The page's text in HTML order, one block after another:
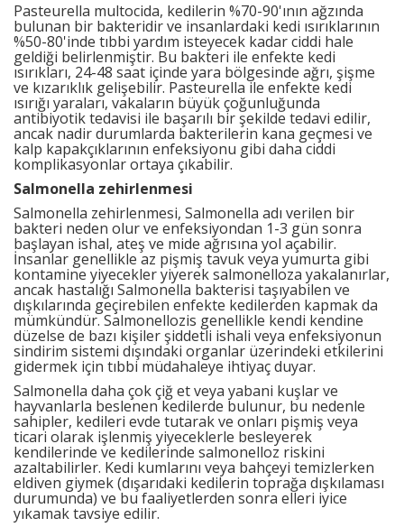
Pasteurella multocida, kedilerin %70-90'ının ağzında
bulunan bir bakteridir ve insanlardaki kedi ısırıklarının
%50-80'inde tıbbi yardım isteyecek kadar ciddi hale
geldiği belirlenmiştir. Bu bakteri ile enfekte kedi
ısırıkları, 24-48 saat içinde yara bölgesinde ağrı, şişme
ve kızarıklık gelişebilir. Pasteurella ile enfekte kedi
ısırığı yaraları, vakaların büyük çoğunluğunda
antibiyotik tedavisi ile başarılı bir şekilde tedavi edilir,
ancak nadir durumlarda bakterilerin kana geçmesi ve
kalp kapakçıklarının enfeksiyonu gibi daha ciddi
komplikasyonlar ortaya çıkabilir.
Salmonella zehirlenmesi
Salmonella zehirlenmesi, Salmonella adı verilen bir
bakteri neden olur ve enfeksiyondan 1-3 gün sonra
başlayan ishal, ateş ve mide ağrısına yol açabilir.
İnsanlar genellikle az pişmiş tavuk veya yumurta gibi
kontamine yiyecekler yiyerek salmonelloza yakalanırlar,
ancak hastalığı Salmonella bakterisi taşıyabilen ve
dışkılarında geçirebilen enfekte kedilerden kapmak da
mümkündür. Salmonellozis genellikle kendi kendine
düzelse de bazı kişiler şiddetli ishali veya enfeksiyonun
sindirim sistemi dışındaki organlar üzerindeki etkilerini
gidermek için tıbbi müdahaleye ihtiyaç duyar.
Salmonella daha çok çiğ et veya yabani kuşlar ve
hayvanlarla beslenen kedilerde bulunur, bu nedenle
sahipler, kedileri evde tutarak ve onları pişmiş veya
ticari olarak işlenmiş yiyeceklerle besleyerek
kendilerinde ve kedilerinde salmonelloz riskini
azaltabilirler. Kedi kumlarını veya bahçeyi temizlerken
eldiven giymek (dışarıdaki kedilerin toprağa dışkılaması
durumunda) ve bu faaliyetlerden sonra elleri iyice
yıkamak tavsiye edilir.